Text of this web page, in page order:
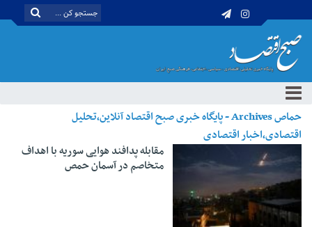
حماص Archives - پایگاه خبری صبح اقتصاد آنلاین،تحلیل
اقتصادی،اخبار اقتصادی
مقابله پدافند هوایی سوریه با اهداف
متخاصم در آسمان حمص